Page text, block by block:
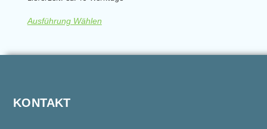
Ausführung Wählen
KONTAKT